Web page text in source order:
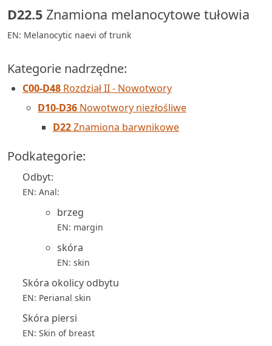
D22.5 Znamiona melanocytowe tułowia
EN: Melanocytic naevi of trunk
Kategorie nadrzędne:
C00-D48 Rozdział II - Nowotwory
D10-D36 Nowotwory niezłośliwe
D22Znamiona barwnikowe
Podkategorie:
Odbyt:
EN: Anal:
brzeg
EN: margin
skóra
EN: skin
Skóra okolicy odbytu
EN: Perianal skin
Skóra piersi
EN: Skin of breast